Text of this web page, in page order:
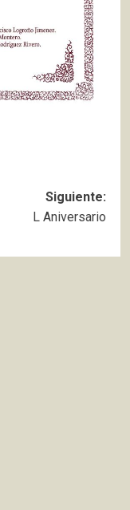
Siguiente:
L Aniversario